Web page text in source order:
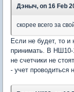
Дэныч, on 16 Feb
скорее всего за
Если не будет, то и
принимать. В НШ10-
не счетчики не
- учет проводиться